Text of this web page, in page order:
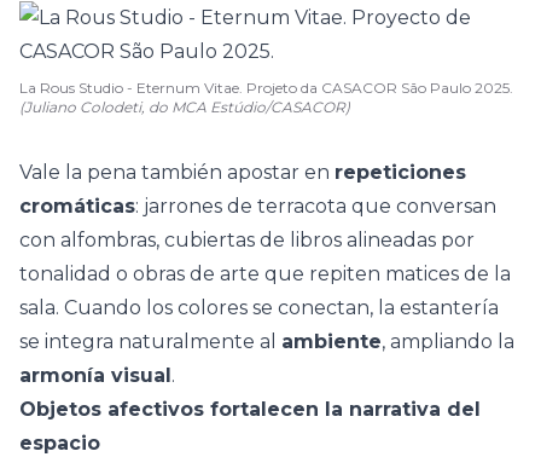
La Rous Studio - Eternum Vitae. Projeto da CASACOR São Paulo 2025.
(Juliano Colodeti, do MCA Estúdio/CASACOR)
Vale la pena también apostar en repeticiones
cromáticas: jarrones de terracota que conversan
con alfombras, cubiertas de libros alineadas por
tonalidad o obras de arte que repiten matices de la
sala. Cuando los colores se conectan, la estantería
se integra naturalmente al ambiente, ampliando la
armonía visual.
Objetos afectivos fortalecen la narrativa del
espacio